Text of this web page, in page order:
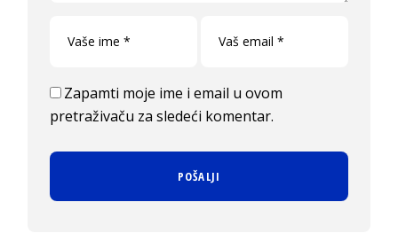
Zapamti moje ime i email u ovom
pretraživaču za sledeći komentar.